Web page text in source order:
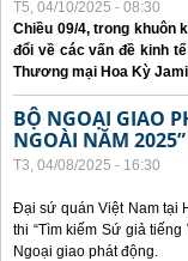
T5, 04/10/2025 - 08:30
Chiều 09/4, trong khuôn
đổi về các vấn đề kinh
Thương mại Hoa Kỳ
BỘ NGOẠI GIAO
NGOÀI NĂM 2025”
T3, 04/08/2025 - 16:30
Đại sứ quán Việt Nam tại
thi “Tìm kiếm Sứ giả
Ngoại giao phát động.